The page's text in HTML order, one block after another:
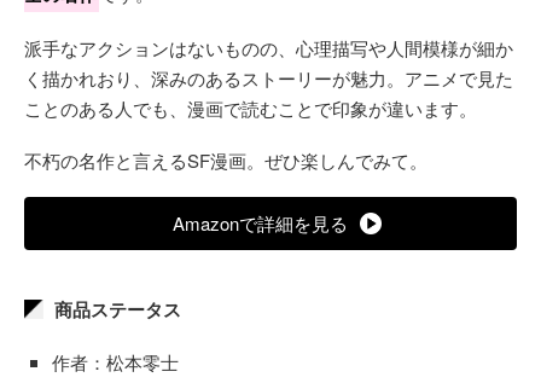
派手なアクションはないものの、心理描写や人間模様が細か
く描かれおり、深みのあるストーリーが魅力。アニメで見た
ことのある人でも、漫画で読むことで印象が違います。
不朽の名作と言えるSF漫画。ぜひ楽しんでみて。
Amazonで詳細を見る
商品ステータス
作者：松本零士